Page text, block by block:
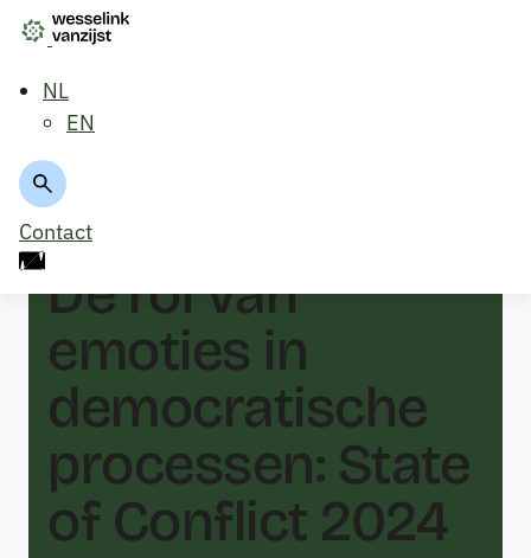
NL
EN
Contact
De rol van
emoties in
democratische
processen: State
of Conflict 2024